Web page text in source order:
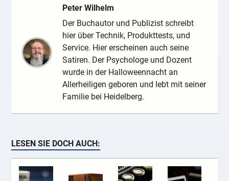
Peter Wilhelm
Der Buchautor und Publizist schreibt
hier über Technik, Produkttests, und
Service. Hier erscheinen auch seine
Satiren. Der Psychologe und Dozent
wurde in der Halloweennacht an
Allerheiligen geboren und lebt mit seiner
Familie bei Heidelberg.
LESEN SIE DOCH AUCH: